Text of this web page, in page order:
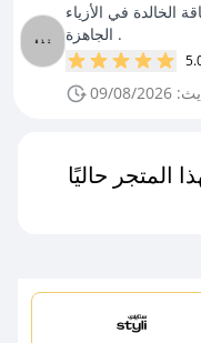
الخالدة في الأزياء
الجاهزة .
2026